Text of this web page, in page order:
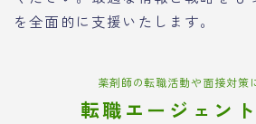
を全面的に支援いたします。
薬剤師の転職活動や面接対策
転職エージェン